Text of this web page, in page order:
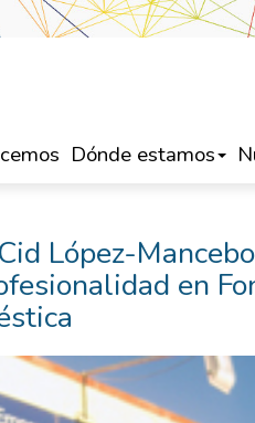
Dónde estamos
López-
en